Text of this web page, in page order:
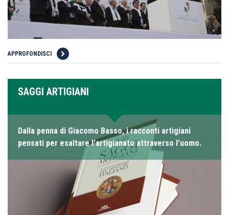
APPROFONDISCI
SAGGI ARTIGIANI
Dalla penna di Giacomo Basso, i racconti artigiani
pensati per esaltare l’artigianato attraverso l’uomo.